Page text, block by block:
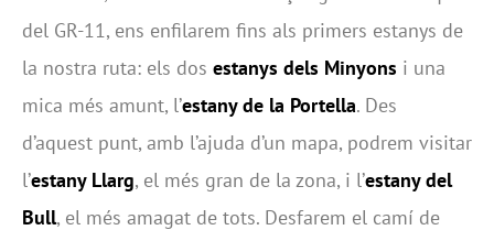
del GR-11, ens enfilarem fins als primers estanys de
la nostra ruta: els dos estanys dels Minyons i una
mica més amunt, l’estany de la Portella. Des
d’aquest punt, amb l’ajuda d’un mapa, podrem visitar
l’estany Llarg, el més gran de la zona, i l’estany del
Bull, el més amagat de tots. Desfarem el camí de